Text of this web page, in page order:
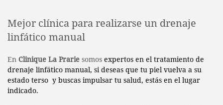
Mejor clínica para realizarse un drenaje
linfático manual
En Clinique La Prarie somos expertos en el tratamiento de
drenaje linfático manual, si deseas que tu piel vuelva a su
estado terso y buscas impulsar tu salud, estás en el lugar
indicado.